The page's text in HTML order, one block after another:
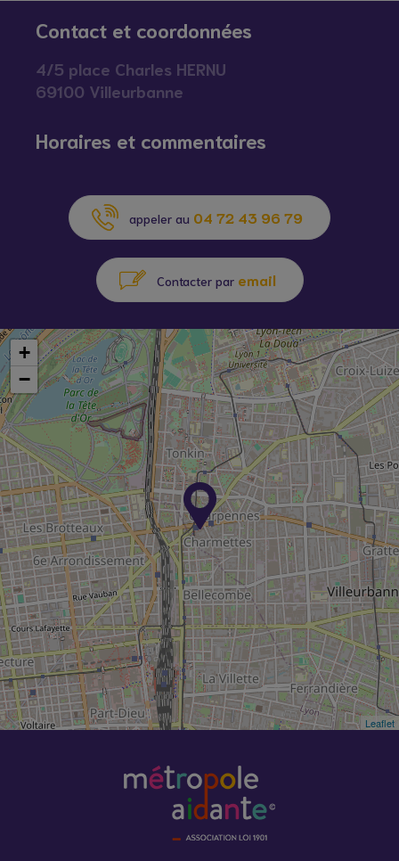
Contact et coordonnées
4/5 place Charles HERNU
69100 Villeurbanne
Horaires et commentaires
appeler au 04 72 43 96 79
Contacter par email
+
−
Leaflet